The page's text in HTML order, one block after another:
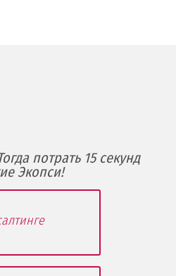
потрать 15 секунд
Экопси!